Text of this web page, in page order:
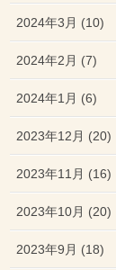
2024年3月 (10)
2024年2月 (7)
2024年1月 (6)
2023年12月 (20)
2023年11月 (16)
2023年10月 (20)
2023年9月 (18)